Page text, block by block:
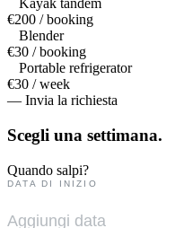
Kayak tandem
€200 / booking
Blender
€30 / booking
Portable refrigerator
€30 / week
— Invia la richiesta
Scegli una settimana.
Quando salpi?
DATA DI INIZIO